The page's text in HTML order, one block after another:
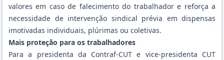
valores em caso de falecimento do trabalhador e reforça a
necessidade de intervenção sindical prévia em dispensas
imotivadas individuais, plúrimas ou coletivas.
Mais proteção para os trabalhadores
Para a presidenta da Contraf-CUT e vice-presidenta CUT